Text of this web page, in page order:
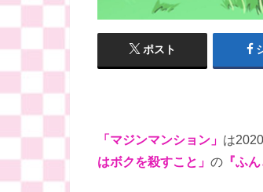
ポスト
「マジンマンション」 は
はボクを殺すこと」 の 『ふ